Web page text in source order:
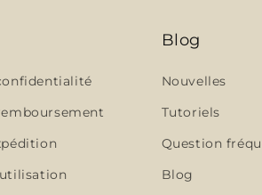
Blog
Nouvelles
Tutoriels
Question
Blog